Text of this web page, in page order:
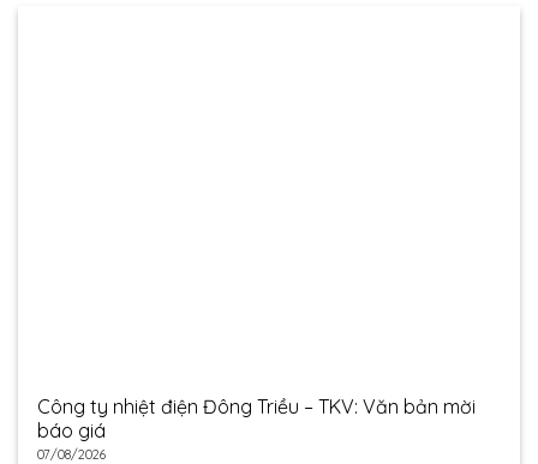
Công ty nhiệt điện Đông Triều – TKV: Văn bản mời
báo giá
07/08/2026